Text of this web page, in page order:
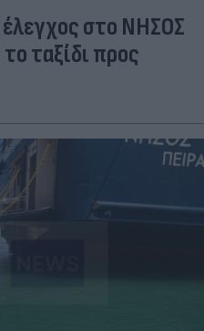
στο ΝΗΣΟΣ
ταξίδι προς